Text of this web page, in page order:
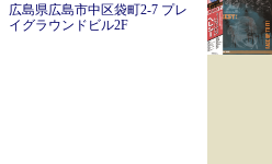
広島県広島市中区袋町2-7 プレ
イグラウンドビル2F